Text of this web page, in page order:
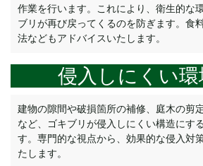
作業を行います。これにより、衛生的な
ブリが再び戻ってくるのを防ぎます。食
法などもアドバイスいたします。
侵入しにくい環
建物の隙間や破損箇所の補修、庭木の剪
など、ゴキブリが侵入しにくい構造にす
す。専門的な視点から、効果的な侵入対
たします。